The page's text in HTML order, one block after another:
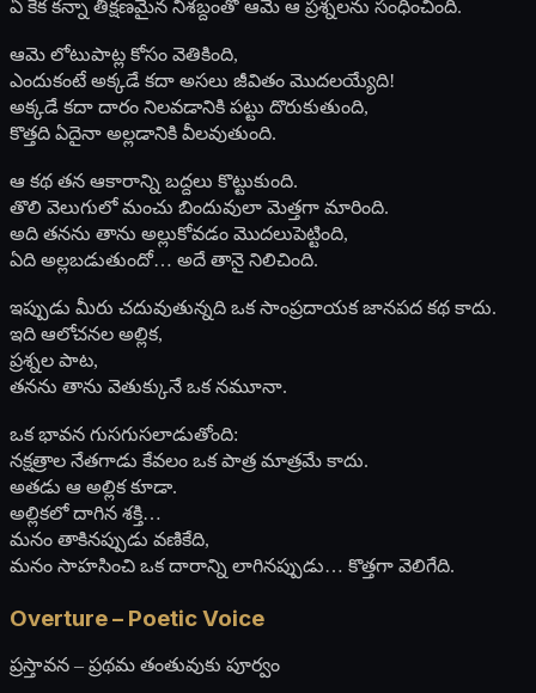
ఏ కేక కన్నా తీక్షణమైన నిశబ్దంతో ఆమె ఆ ప్రశ్నలను సంధించింది.
ఆమె లోటుపాట్ల కోసం వెతికింది,
ఎందుకంటే అక్కడే కదా అసలు జీవితం మొదలయ్యేది!
అక్కడే కదా దారం నిలవడానికి పట్టు దొరుకుతుంది,
కొత్తది ఏదైనా అల్లడానికి వీలవుతుంది.
ఆ కథ తన ఆకారాన్ని బద్దలు కొట్టుకుంది.
తొలి వెలుగులో మంచు బిందువులా మెత్తగా మారింది.
అది తనను తాను అల్లుకోవడం మొదలుపెట్టింది,
ఏది అల్లబడుతుందో… అదే తానై నిలిచింది.
ఇప్పుడు మీరు చదువుతున్నది ఒక సాంప్రదాయక జానపద కథ కాదు.
ఇది ఆలోచనల అల్లిక,
ప్రశ్నల పాట,
తనను తాను వెతుక్కునే ఒక నమూనా.
ఒక భావన గుసగుసలాడుతోంది:
నక్షత్రాల నేతగాడు కేవలం ఒక పాత్ర మాత్రమే కాదు.
అతడు ఆ అల్లిక కూడా.
అల్లికలో దాగిన శక్తి…
మనం తాకినప్పుడు వణికేది,
మనం సాహసించి ఒక దారాన్ని లాగినప్పుడు… కొత్తగా వెలిగేది.
Overture – Poetic Voice
ప్రస్తావన – ప్రథమ తంతువుకు పూర్వం